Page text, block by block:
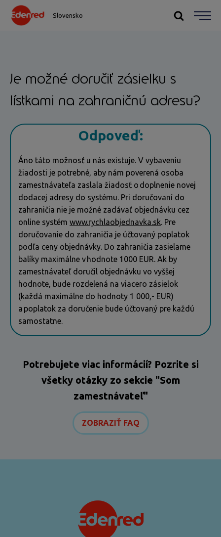
Slovensko
Je možné doručiť zásielku s
lístkami na zahraničnú adresu?
Odpoveď:
Áno táto možnosť u nás existuje. V vybaveniu
žiadosti je potrebné, aby nám poverená osoba
zamestnávateľa zaslala žiadosť o doplnenie novej
dodacej adresy do systému. Pri doručovaní do
zahraničia nie je možné zadávať objednávku cez
online systém www.rychlaobjednavka.sk. Pre
doručovanie do zahraničia je účtovaný poplatok
podľa ceny objednávky. Do zahraničia zasielame
balíky maximálne v hodnote 1000 EUR. Ak by
zamestnávateľ doručil objednávku vo vyššej
hodnote, bude rozdelená na viacero zásielok
(každá maximálne do hodnoty 1 000,- EUR)
a poplatok za doručenie bude účtovaný pre každú
samostatne.
Potrebujete viac informácií? Pozrite si
všetky otázky zo sekcie "Som
zamestnávateľ"
ZOBRAZIŤ FAQ